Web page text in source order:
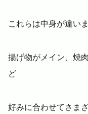
これらは中身が違い
揚げ物がメイン、焼
ど
好みに合わせてさま